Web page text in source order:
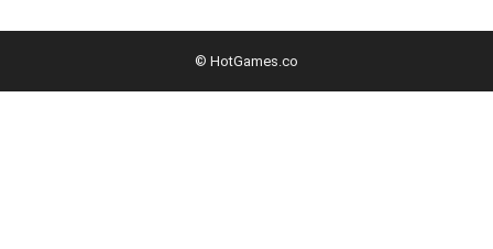
© HotGames.co